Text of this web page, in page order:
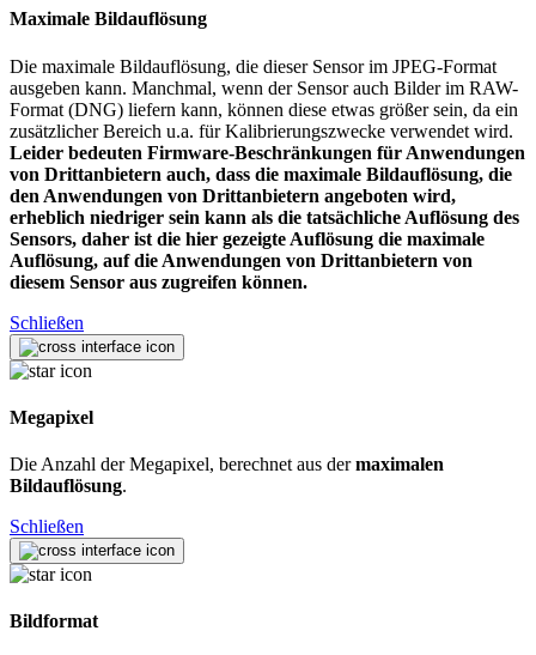
Maximale Bildauflösung
Die maximale Bildauflösung, die dieser Sensor im JPEG-Format
ausgeben kann. Manchmal, wenn der Sensor auch Bilder im RAW-
Format (DNG) liefern kann, können diese etwas größer sein, da ein
zusätzlicher Bereich u.a. für Kalibrierungszwecke verwendet wird.
Leider bedeuten Firmware-Beschränkungen für Anwendungen
von Drittanbietern auch, dass die maximale Bildauflösung, die
den Anwendungen von Drittanbietern angeboten wird,
erheblich niedriger sein kann als die tatsächliche Auflösung des
Sensors, daher ist die hier gezeigte Auflösung die maximale
Auflösung, auf die Anwendungen von Drittanbietern von
diesem Sensor aus zugreifen können.
Schließen
Megapixel
Die Anzahl der Megapixel, berechnet aus dermaximalen
Bildauflösung.
Schließen
Bildformat